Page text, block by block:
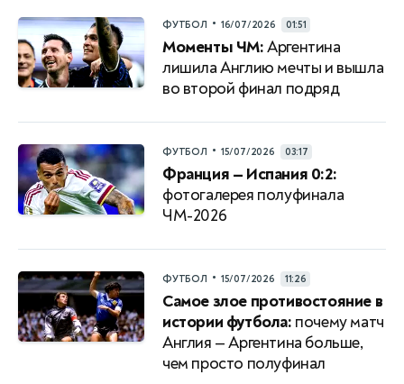
ФУТБОЛ • 16/07/2026 01:51
Моменты ЧМ:Аргентина
лишила Англию мечты и вышла
во второй финал подряд
ФУТБОЛ • 15/07/2026 03:17
Франция — Испания 0:2:
фотогалерея полуфинала
ЧМ-2026
ФУТБОЛ • 15/07/2026 11:26
Самое злое противостояние в
истории футбола: почему матч
Англия — Аргентина больше,
чем просто полуфинал